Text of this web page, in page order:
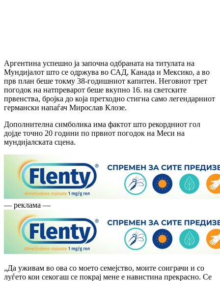
Аргентина успешно ја започна одбраната на титулата на
Мундијалот што се одржува во САД, Канада и Мексико, а во
прв план беше токму 38-годишниот капитен. Неговиот трет
погодок на натпреварот беше вкупно 16. на светските
првенства, бројка до која претходно стигна само легендарниот
германски напаѓач Мирослав Клозе.
Дополнителна симболика има фактот што рекордниот гол
дојде точно 20 години по првиот погодок на Меси на
мундијалската сцена.
— реклама —
„Да уживам во ова со моето семејство, моите соиграчи и со
луѓето кои секогаш се покрај мене е навистина прекрасно. Се